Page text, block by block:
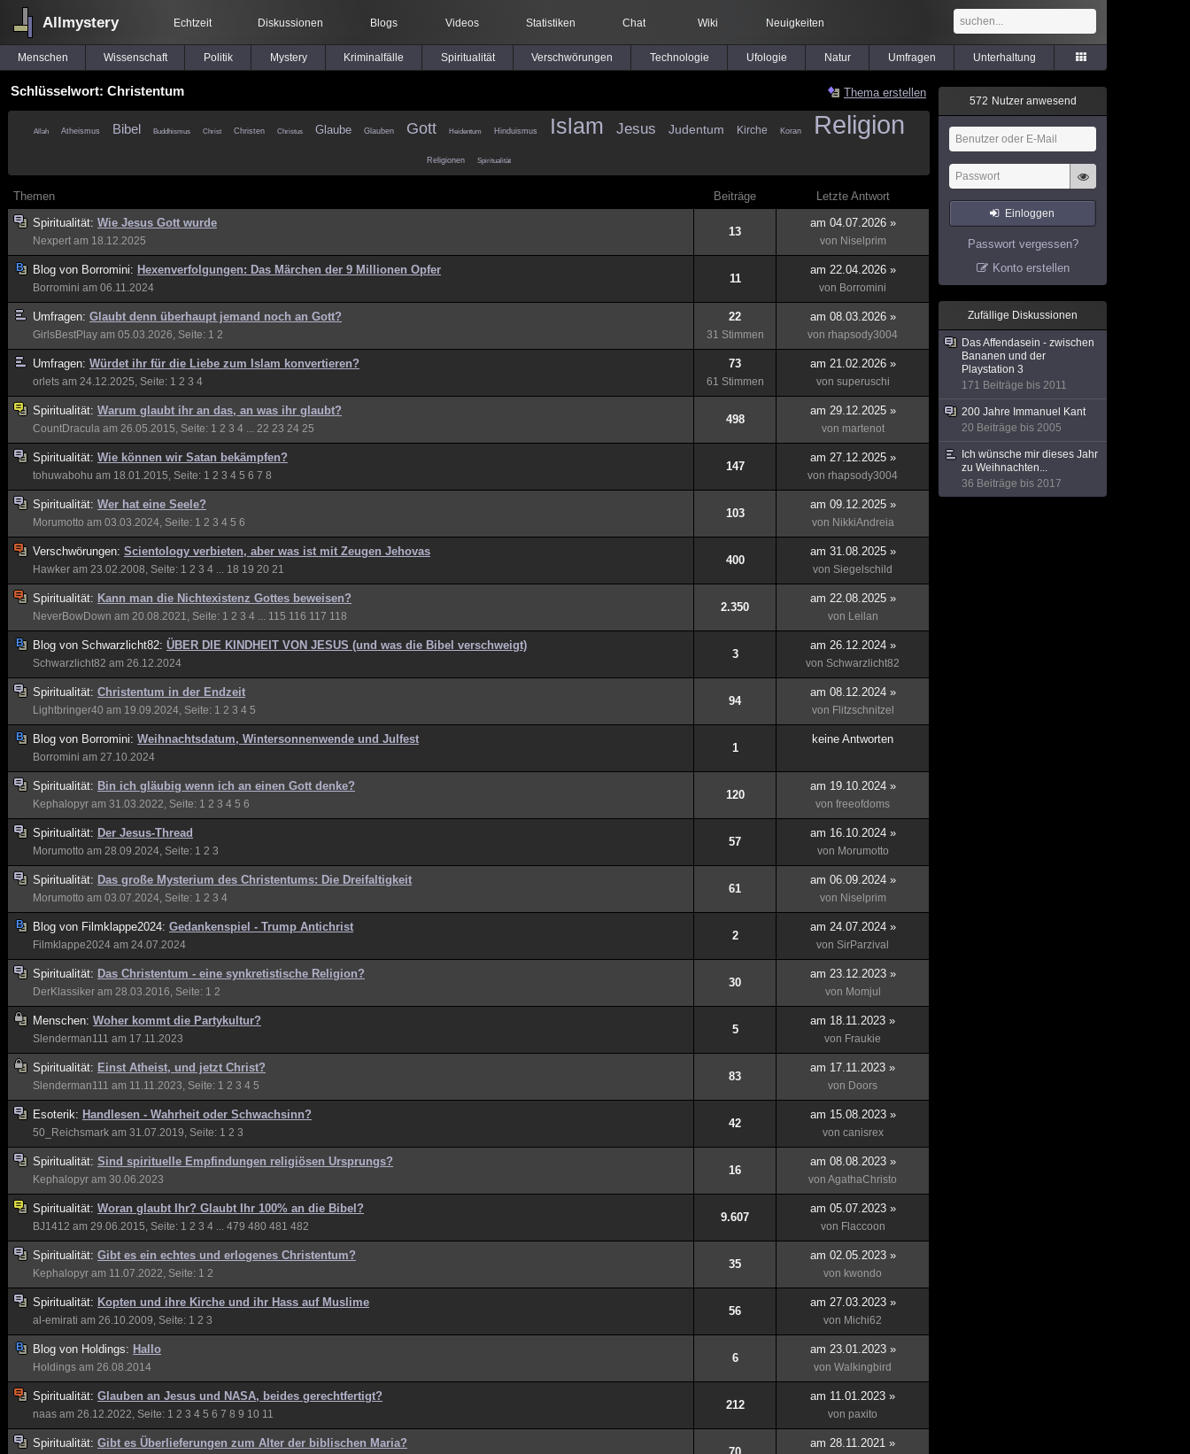
Allmystery Echtzeit Diskussionen Blogs Videos Statistiken Chat Wiki Neuigkeiten
Menschen Wissenschaft Politik Mystery Kriminalfälle Spiritualität Verschwörungen Technologie Ufologie Natur Umfragen Unterhaltung
Schlüsselwort: Christentum Thema erstellen
Allah Atheismus Bibel Buddhismus Christ Christen Christus Glaube Glauben Gott Heidentum Hinduismus Islam Jesus Judentum Kirche Koran Religion
Religionen Spiritualität
Themen Beiträge
Letzte Antwort
Spiritualität: Wie Jesus Gott wurde
Nexpert am 18.12.2025
13
am 04.07.2026 »
von Niselprim
Blog von Borromini: Hexenverfolgungen: Das Märchen der 9 Millionen Opfer
Borromini am 06.11.2024
11
am 22.04.2026 »
von Borromini
Umfragen: Glaubt denn überhaupt jemand noch an Gott?
GirlsBestPlay am 05.03.2026, Seite: 1 2
22
31 Stimmen
am 08.03.2026 »
von rhapsody3004
Umfragen: Würdet ihr für die Liebe zum Islam konvertieren?
orlets am 24.12.2025, Seite: 1 2 3 4
73
61 Stimmen
am 21.02.2026 »
von superuschi
Spiritualität: Warum glaubt ihr an das, an was ihr glaubt?
CountDracula am 26.05.2015, Seite: 1 2 3 4 22 23 24 25
498
am 29.12.2025 »
von martenot
Spiritualität: Wie können wir Satan bekämpfen?
tohuwabohu am 18.01.2015, Seite: 1 2 3 4 5 6 7 8
147
am 27.12.2025 »
von rhapsody3004
Spiritualität: Wer hat eine Seele?
Morumotto am 03.03.2024, Seite: 1 2 3 4 5 6
103
am 09.12.2025 »
von NikkiAndreia
Verschwörungen: Scientology verbieten, aber was ist mit Zeugen Jehovas
Hawker am 23.02.2008, Seite: 1 2 3 4 18 19 20 21
400
am 31.08.2025 »
von Siegelschild
Spiritualität: Kann man die Nichtexistenz Gottes beweisen?
NeverBowDown am 20.08.2021, Seite: 1 2 3 4 115 116 117 118
2.350
am 22.08.2025 »
von Leilan
Blog von Schwarzlicht82: ÜBER DIE KINDHEIT VON JESUS (und was die Bibel verschweigt)
Schwarzlicht82 am 26.12.2024
3
am 26.12.2024 »
von Schwarzlicht82
Spiritualität: Christentum in der Endzeit
Lightbringer40 am 19.09.2024, Seite: 1 2 3 4 5
94
am 08.12.2024 »
von Flitzschnitzel
Blog von Borromini: Weihnachtsdatum, Wintersonnenwende und Julfest
Borromini am 27.10.2024
1
keine Antworten
Spiritualität: Bin ich gläubig wenn ich an einen Gott denke?
Kephalopyr am 31.03.2022, Seite: 1 2 3 4 5 6
120
am 19.10.2024 »
von freeofdoms
Spiritualität: Der Jesus-Thread
Morumotto am 28.09.2024, Seite: 1 2 3
57
am 16.10.2024 »
von Morumotto
Spiritualität: Das große Mysterium des Christentums: Die Dreifaltigkeit
Morumotto am 03.07.2024, Seite: 1 2 3 4
61
am 06.09.2024 »
von Niselprim
Blog von Filmklappe2024: Gedankenspiel - Trump Antichrist
Filmklappe2024 am 24.07.2024
2
am 24.07.2024 »
von SirParzival
Spiritualität: Das Christentum - eine synkretistische Religion?
DerKlassiker am 28.03.2016, Seite: 1 2
30
am 23.12.2023 »
von Momjul
Menschen: Woher kommt die Partykultur?
Slenderman111 am 17.11.2023
5
am 18.11.2023 »
von Fraukie
Spiritualität: Einst Atheist, und jetzt Christ?
Slenderman111 am 11.11.2023, Seite: 1 2 3 4 5
83
am 17.11.2023 »
von Doors
Esoterik: Handlesen - Wahrheit oder Schwachsinn?
50_Reichsmark am 31.07.2019, Seite: 1 2 3
42
am 15.08.2023 »
von canisrex
Spiritualität: Sind spirituelle Empfindungen religiösen Ursprungs?
Kephalopyr am 30.06.2023
16
am 08.08.2023 »
von AgathaChristo
Spiritualität: Woran glaubt Ihr? Glaubt Ihr 100% an die Bibel?
BJ1412 am 29.06.2015, Seite: 1 2 3 4 479 480 481 482
9.607
am 05.07.2023 »
von Flaccoon
Spiritualität: Gibt es ein echtes und erlogenes Christentum?
Kephalopyr am 11.07.2022, Seite: 1 2
35
am 02.05.2023 »
von kwondo
Spiritualität: Kopten und ihre Kirche und ihr Hass auf Muslime
al-emirati am 26.10.2009, Seite: 1 2 3
56
am 27.03.2023 »
von Michi62
Blog von Holdings: Hallo
Holdings am 26.08.2014
6
am 23.01.2023 »
von Walkingbird
Spiritualität: Glauben an Jesus und NASA, beides gerechtfertigt?
naas am 26.12.2022, Seite: 1 2 3 4 5 6 7 8 9 10 11
212
am 11.01.2023 »
von paxito
Spiritualität: Gibt es Überlieferungen zum Alter der biblischen Maria? am 28.11.2021 »
572 Nutzer anwesend
Einloggen
Passwort vergessen?
Konto erstellen
Zufällige Diskussionen
Das Affendasein - zwischen
Bananen und der
Playstation 3
171 Beiträge bis 2011
200 Jahre Immanuel Kant
20 Beiträge bis 2005
Ich wünsche mir dieses Jahr
zu Weihnachten...
36 Beiträge bis 2017